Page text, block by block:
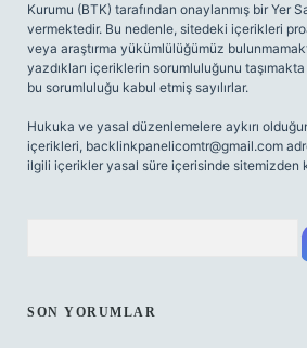
Kurumu (BTK) tarafından onaylanmış bir Yer
vermektedir. Bu nedenle, sitedeki içerikleri
veya araştırma yükümlülüğümüz
yazdıkları içeriklerin sorumluluğunu
bu sorumluluğu kabul etmiş sayılırlar.
Hukuka ve yasal düzenlemelere aykırı
içerikleri, backlinkpanelicomtr@gmail.com
ilgili içerikler yasal süre içerisinde sitemizden
SON YORUMLAR